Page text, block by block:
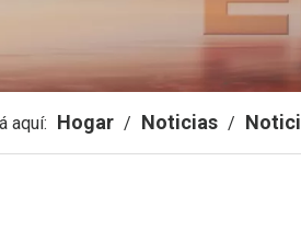
aquí: Hogar / Noticias /